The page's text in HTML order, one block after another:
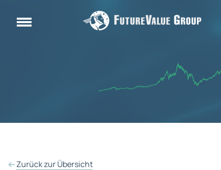
Zurück zur Übersicht